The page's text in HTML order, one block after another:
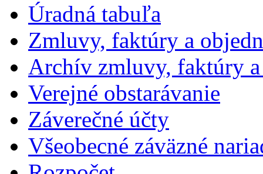
Úradná tabuľa
Zmluvy, faktúry a
Archív zmluvy, faktúry
Verejné obstarávanie
Záverečné účty
Všeobecné záväzné